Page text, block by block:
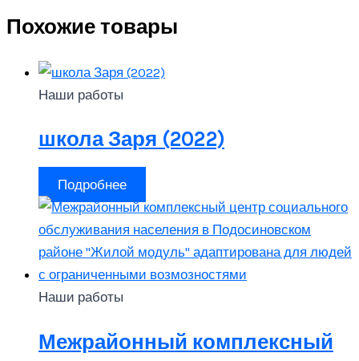
Похожие товары
Наши работы
школа Заря (2022)
Подробнее
Наши работы
Межрайонный комплексный